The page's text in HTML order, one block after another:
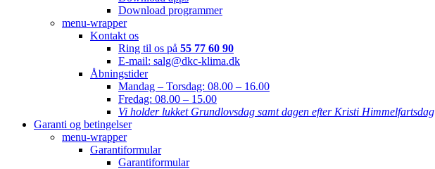
Download programmer
menu-wrapper
Kontakt os
Ring til os på 55 77 60 90
E-mail: salg@dkc-klima.dk
Åbningstider
Mandag – Torsdag: 08.00 – 16.00
Fredag: 08.00 – 15.00
Vi holder lukket Grundlovsdag samt dagen efter Kristi Himmelfartsdag
Garanti og betingelser
menu-wrapper
Garantiformular
Garantiformular